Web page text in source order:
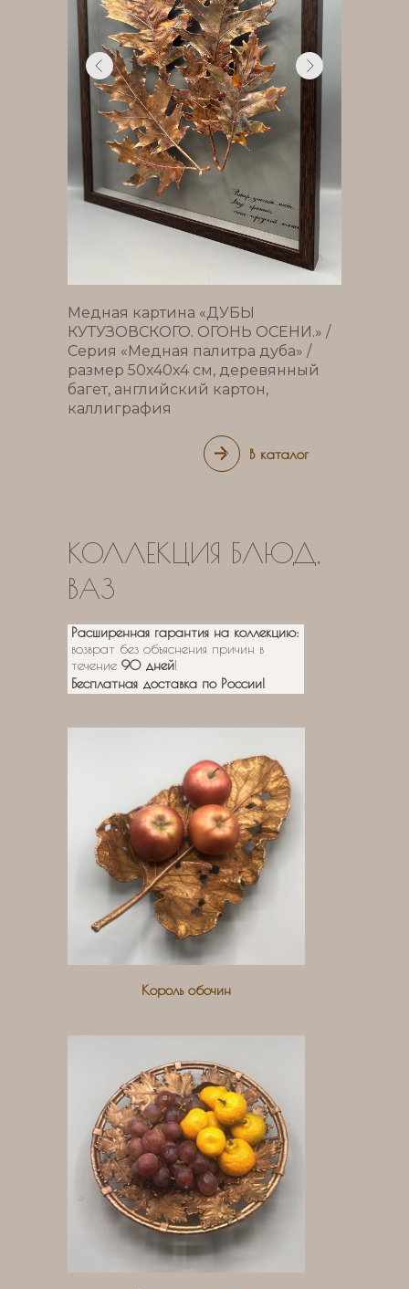
Медная картина «ДУБЫ
КУТУЗОВСКОГО. ОГОНЬ ОСЕНИ.» /
Серия «Медная палитра дуба» /
размер 50х40х4 см, деревянный
багет, английский картон,
каллиграфия
В каталог
Король обочин
КОЛЛЕКЦИЯ БЛЮД,
ВАЗ
Бесплатная доставка по России!
Расширенная гарантия на коллекцию:
возврат без объяснения причин в
течение 90 дней!